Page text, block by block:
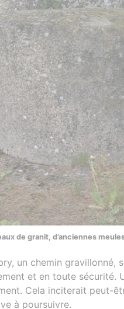
de granit, d’anciennes
un chemin gravillonné,
et en toute sécurité.
Cela inciterait peut-
à poursuivre.